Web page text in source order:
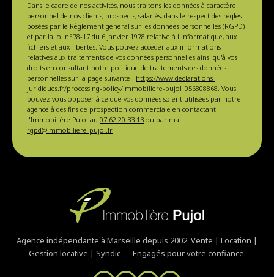
Dans le cadre de nos activités, nous traitons les données à caractère
personnel de nos clients, prospects, salariés, dans le respect des règles
posées par le Règlement général sur les données personnelles (RGPD)
et par la loi n°78-17 du 6 janvier 1978 relative à l'informatique, aux
fichiers et aux libertés. Vous pouvez accéder aux informations
relatives aux traitements de vos données personnelles ainsi qu'à vos
droits en consultant notre politique de traitements des données
personnelles sur la page suivante : https://www.declarations-
juridiques.fr/processing-policy/immobiliere-pujol_056808868. Vous
pouvez vous opposer à ce que vos données soient utilisées par notre
agence à des fins de prospection commerciale en contactant
l'Immobilière Pujol au 07 62 20 33 13 ou par mail :
rgpd@immobiliere-pujol.fr
Agence indépendante à Marseille depuis 2002. Vente | Location |
Gestion locative | Syndic — Engagés pour votre confiance.